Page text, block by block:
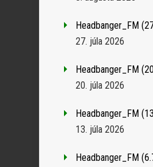
Headbanger_FM
27. júla 2026
Headbanger_FM
20. júla 2026
Headbanger_FM
13. júla 2026
Headbanger_FM